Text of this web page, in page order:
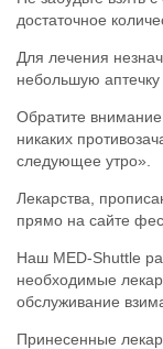
достаточное
Для лечения
небольшую
Обратите
никаких
следующее утро».
Лекарства,
прямо на сайте
Наш MED-Shuttle
необходимые
обслуживание
Принесенные